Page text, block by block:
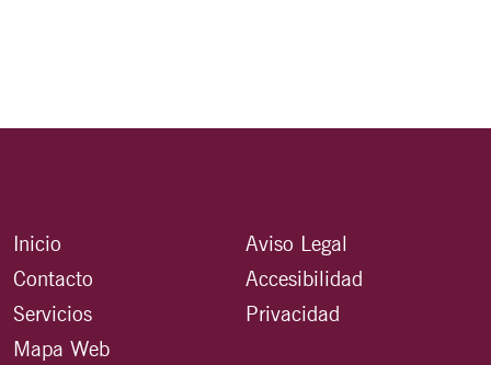
Inicio
Contacto
Servicios
Mapa Web
Aviso Legal
Accesibilidad
Privacidad